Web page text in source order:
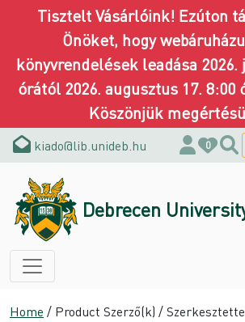
Tisztelt Vásárlóink! Ezúton
Önöket, hogy
könyvrendelések leadása 2026.
órától 2026. augusztus 17. 8:00
Köszönjük
kiado@lib.unideb.hu 0
Debrecen
Home / Product Szerző(k) /